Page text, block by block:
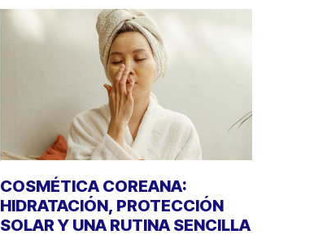
COSMÉTICA COREANA:
HIDRATACIÓN, PROTECCIÓN
SOLAR Y UNA RUTINA SENCILLA